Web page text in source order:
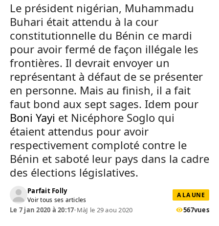
Le président nigérian, Muhammadu
Buhari était attendu à la cour
constitutionnelle du Bénin ce mardi
pour avoir fermé de façon illégale les
frontières. Il devrait envoyer un
représentant à défaut de se présenter
en personne. Mais au finish, il a fait
faut bond aux sept sages. Idem pour
Boni Yayi et Nicéphore Soglo qui
étaient attendus pour avoir
respectivement comploté contre le
Bénin et saboté leur pays dans la cadre
des élections législatives.
Parfait Folly
Voir tous ses articles
A LA UNE
Le 7 jan 2020 à 20:17•MàJ le 29 aou 2020 567vues